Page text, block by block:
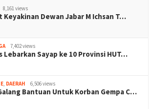
8,161 views
Keyakinan Dewan Jabar M Ichsan T…
7,402 views
Lebarkan Sayap ke 10 Provinsi HUT…
, DAERAH 6,506 views
Bantuan Untuk Korban Gempa C…